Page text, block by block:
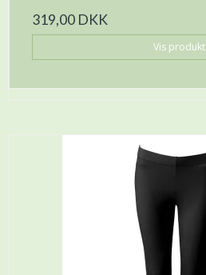
319,00 DKK
Vis produkt